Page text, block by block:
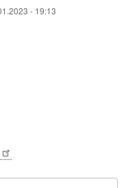
- 19:13